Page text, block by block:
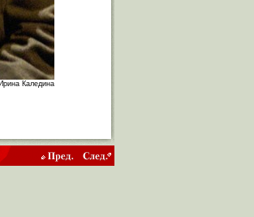
Каледина